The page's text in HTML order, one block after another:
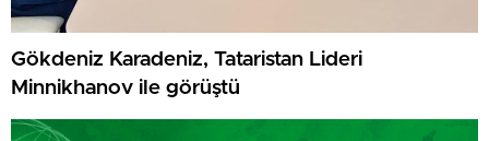
Gökdeniz Karadeniz, Tataristan Lideri
Minnikhanov ile görüştü